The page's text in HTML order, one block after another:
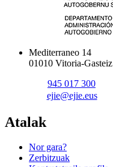
Mediterraneo 14
01010 Vitoria-
945 017 300
ejie@ejie.eus
Atalak
Nor gara?
Zerbitzuak